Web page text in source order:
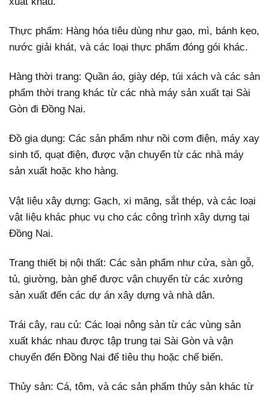
Thực phẩm: Hàng hóa tiêu dùng như gạo, mì, bánh kẹo,
nước giải khát, và các loại thực phẩm đóng gói khác.
Hàng thời trang: Quần áo, giày dép, túi xách và các sản
phẩm thời trang khác từ các nhà máy sản xuất tại Sài
Gòn đi Đồng Nai.
Đồ gia dụng: Các sản phẩm như nồi cơm điện, máy xay
sinh tố, quạt điện, được vận chuyển từ các nhà máy
sản xuất hoặc kho hàng.
Vật liệu xây dựng: Gạch, xi măng, sắt thép, và các loại
vật liệu khác phục vụ cho các công trình xây dựng tại
Đồng Nai.
Trang thiết bị nội thất: Các sản phẩm như cửa, sàn gỗ,
tủ, giường, bàn ghế được vận chuyển từ các xưởng
sản xuất đến các dự án xây dựng và nhà dân.
Trái cây, rau củ: Các loại nông sản từ các vùng sản
xuất khác nhau được tập trung tại Sài Gòn và vận
chuyển đến Đồng Nai để tiêu thụ hoặc chế biến.
Thủy sản: Cá, tôm, và các sản phẩm thủy sản khác từ